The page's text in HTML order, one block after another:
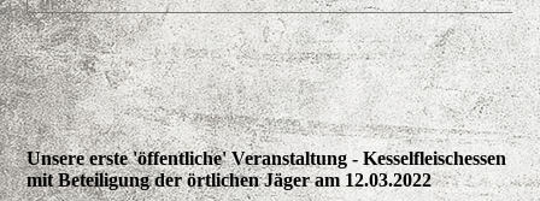
Unsere erste 'öffentliche' Veranstaltung - Kesselfleischessen
mit Beteiligung der örtlichen Jäger am 12.03.2022